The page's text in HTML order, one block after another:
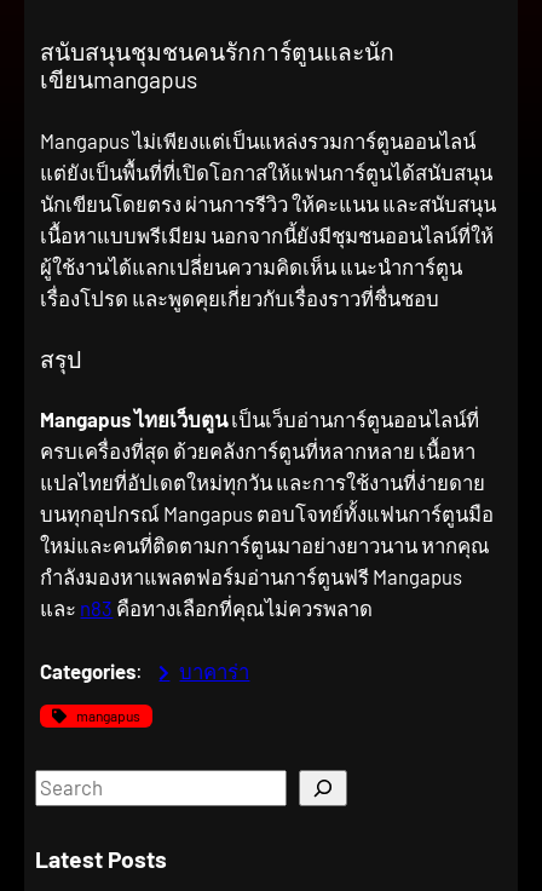
สนับสนุนชุมชนคนรักการ์ตูนและนัก
เขียนmangapus
Mangapus ไม่เพียงแต่เป็นแหล่งรวมการ์ตูนออนไลน์
แต่ยังเป็นพื้นที่ที่เปิดโอกาสให้แฟนการ์ตูนได้สนับสนุน
นักเขียนโดยตรง ผ่านการรีวิว ให้คะแนน และสนับสนุน
เนื้อหาแบบพรีเมียม นอกจากนี้ยังมีชุมชนออนไลน์ที่ให้
ผู้ใช้งานได้แลกเปลี่ยนความคิดเห็น แนะนำการ์ตูน
เรื่องโปรด และพูดคุยเกี่ยวกับเรื่องราวที่ชื่นชอบ
สรุป
Mangapus ไทยเว็บตูนเป็นเว็บอ่านการ์ตูนออนไลน์ที่
ครบเครื่องที่สุด ด้วยคลังการ์ตูนที่หลากหลาย เนื้อหา
แปลไทยที่อัปเดตใหม่ทุกวัน และการใช้งานที่ง่ายดาย
บนทุกอุปกรณ์ Mangapus ตอบโจทย์ทั้งแฟนการ์ตูนมือ
ใหม่และคนที่ติดตามการ์ตูนมาอย่างยาวนาน หากคุณ
กำลังมองหาแพลตฟอร์มอ่านการ์ตูนฟรี Mangapus
และ n83 คือทางเลือกที่คุณไม่ควรพลาด
Categories: บาคาร่า
mangapus
S
aLatest Posts